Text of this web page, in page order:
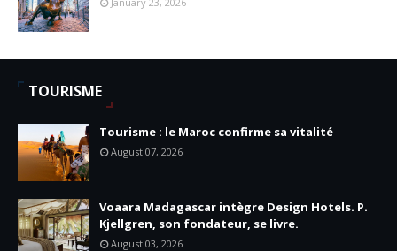
TOURISME
Tourisme : le Maroc confirme sa vitalité
August 07, 2026
Voaara Madagascar intègre Design Hotels. P.
Kjellgren, son fondateur, se livre.
August 03, 2026